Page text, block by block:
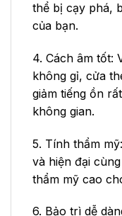
thể bị cạy phá,
của bạn.
4. Cách âm tốt:
không gỉ, cửa
giảm tiếng ồn
không gian.
5. Tính thẩm
và hiện đại
thẩm mỹ cao
6. Bảo trì dễ